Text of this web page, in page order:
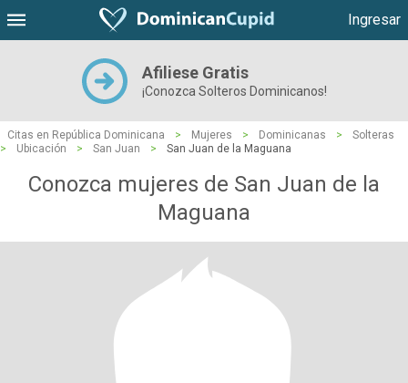
Ingresar
Afiliese Gratis
¡Conozca Solteros Dominicanos!
Citas en República Dominicana > Mujeres > Dominicanas >
Solteras
>
Ubicación > San Juan > San Juan de la Maguana
Conozca mujeres de San Juan de la
Maguana